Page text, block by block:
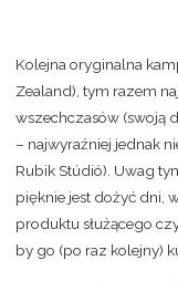
Kolejna oryginalna
Zealand), tym razem
wszechczasów (swoją
– najwyraźniej jednak
Rubik Stúdió). Uwag
pięknie jest dożyć dni,
produktu służącego
by go (po raz kolejny)